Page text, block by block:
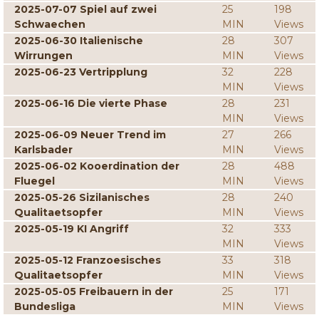
2025-07-07 Spiel auf zwei
Schwaechen
25
MIN
198
Views
2025-06-30 Italienische
Wirrungen
28
MIN
307
Views
2025-06-23 Vertripplung
32
MIN
228
Views
2025-06-16 Die vierte Phase
28
MIN
231
Views
2025-06-09 Neuer Trend im
Karlsbader
27
MIN
266
Views
2025-06-02 Kooerdination der
Fluegel
28
MIN
488
Views
2025-05-26 Sizilanisches
Qualitaetsopfer
28
MIN
240
Views
2025-05-19 KI Angriff
32
MIN
333
Views
2025-05-12 Franzoesisches
Qualitaetsopfer
33
MIN
318
Views
2025-05-05 Freibauern in der
Bundesliga
25
MIN
171
Views